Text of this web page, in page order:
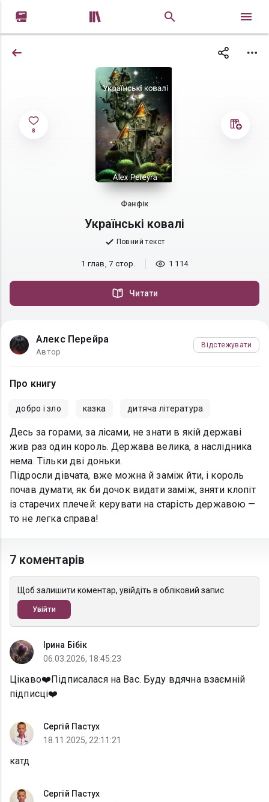
 
8
Фанфік
Українські ковалі
Повний текст
1 глав, 7 стор. 1 114
Читати
Алекс Перейра
Автор
Відстежувати
Про книгу
добро і зло казка дитяча література
Десь за горами, за лісами, не знати в якій державі
жив раз один король. Держава велика, а наслідника
нема. Тільки дві доньки.
Підросли дівчата, вже можна й заміж йти, і король
почав думати, як би дочок видати заміж, зняти клопіт
із старечих плечей: керувати на старість державою —
то не легка справа!
7 коментарів
Щоб залишити коментар, увійдіть в обліковий запис
Увійти
Ірина Бібік
06.03.2026, 18:45:23
Цікаво❤️Підписалася на Вас. Буду вдячна взаємній
підписці❤️
Сергій Пастух
18.11.2025, 22:11:21
катд
Сергій Пастух